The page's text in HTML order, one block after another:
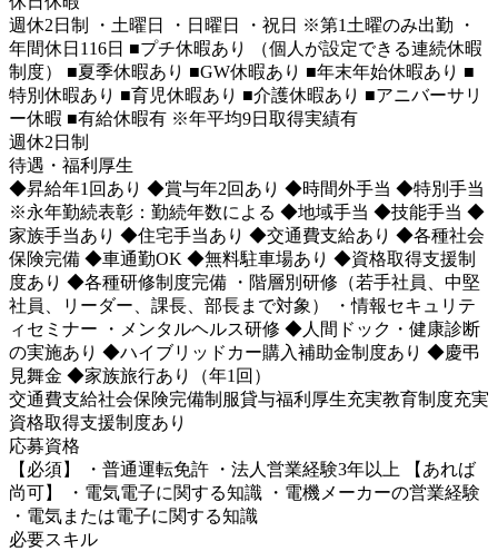
週休2日制 ・土曜日 ・日曜日 ・祝日 ※第1土曜のみ出勤 ・
年間休日116日 ■プチ休暇あり （個人が設定できる連続休暇
制度） ■夏季休暇あり ■GW休暇あり ■年末年始休暇あり ■
特別休暇あり ■育児休暇あり ■介護休暇あり ■アニバーサリ
ー休暇 ■有給休暇有 ※年平均9日取得実績有
週休2日制
待遇・福利厚生
◆昇給年1回あり ◆賞与年2回あり ◆時間外手当 ◆特別手当
※永年勤続表彰：勤続年数による ◆地域手当 ◆技能手当 ◆
家族手当あり ◆住宅手当あり ◆交通費支給あり ◆各種社会
保険完備 ◆車通勤OK ◆無料駐車場あり ◆資格取得支援制
度あり ◆各種研修制度完備 ・階層別研修（若手社員、中堅
社員、リーダー、課長、部長まで対象） ・情報セキュリテ
ィセミナー ・メンタルヘルス研修 ◆人間ドック・健康診断
の実施あり ◆ハイブリッドカー購入補助金制度あり ◆慶弔
見舞金 ◆家族旅行あり（年1回）
交通費支給社会保険完備制服貸与福利厚生充実教育制度充実
資格取得支援制度あり
応募資格
【必須】 ・普通運転免許 ・法人営業経験3年以上 【あれば
尚可】 ・電気電子に関する知識 ・電機メーカーの営業経験
・電気または電子に関する知識
必要スキル